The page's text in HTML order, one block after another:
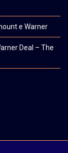
e Warner
Deal – The